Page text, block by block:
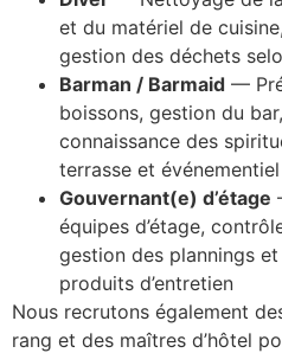
et du matériel de
gestion des déchets
Barman / Barmaid —
boissons, gestion du
connaissance des
terrasse et événementiel
Gouvernant(e) d’étage
équipes d’étage,
gestion des plannings
produits d’entretien
Nous recrutons également
rang et des maîtres d’hôtel